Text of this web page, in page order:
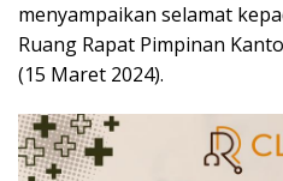
menyampaikan selamat
Ruang Rapat Pimpinan
(15 Maret 2024).